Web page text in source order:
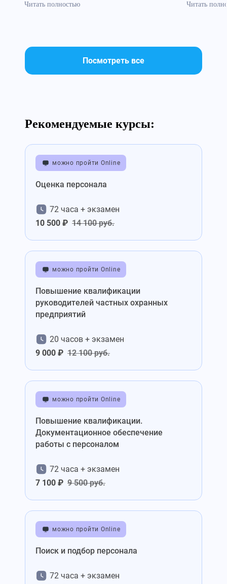
Читать полностью Читать
Посмотреть все
Рекомендуемые курсы:
можно пройти Online
Оценка персонала
72 часа + экзамен
10 500 ₽ 14 100 руб.
можно пройти Online
Повышение квалификации
руководителей частных охранных
предприятий
20 часов + экзамен
9 000 ₽ 12 100 руб.
можно пройти Online
Повышение квалификации.
Документационное обеспечение
работы с персоналом
72 часа + экзамен
7 100 ₽ 9 500 руб.
можно пройти Online
Поиск и подбор персонала
72 часа + экзамен